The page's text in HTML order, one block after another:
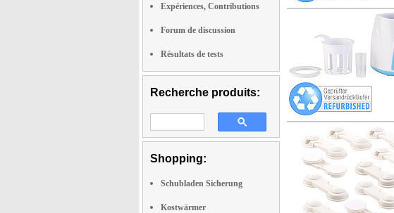
Expériences, Contributions
Forum de discussion
Résultats de tests
Recherche produits:
Shopping:
Schubladen Sicherung
Kostwärmer